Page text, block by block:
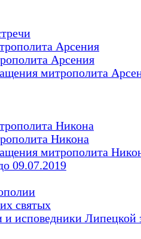
Арсения
Арсения
митрополита
Никона
Никона
митрополита
09.07.2019
святых
и исповедники Липецкой